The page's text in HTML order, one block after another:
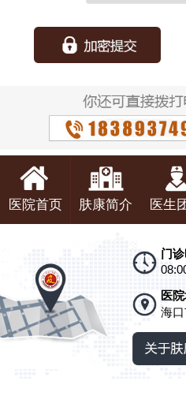
医院首页 肤康简介 医生
门
医
海